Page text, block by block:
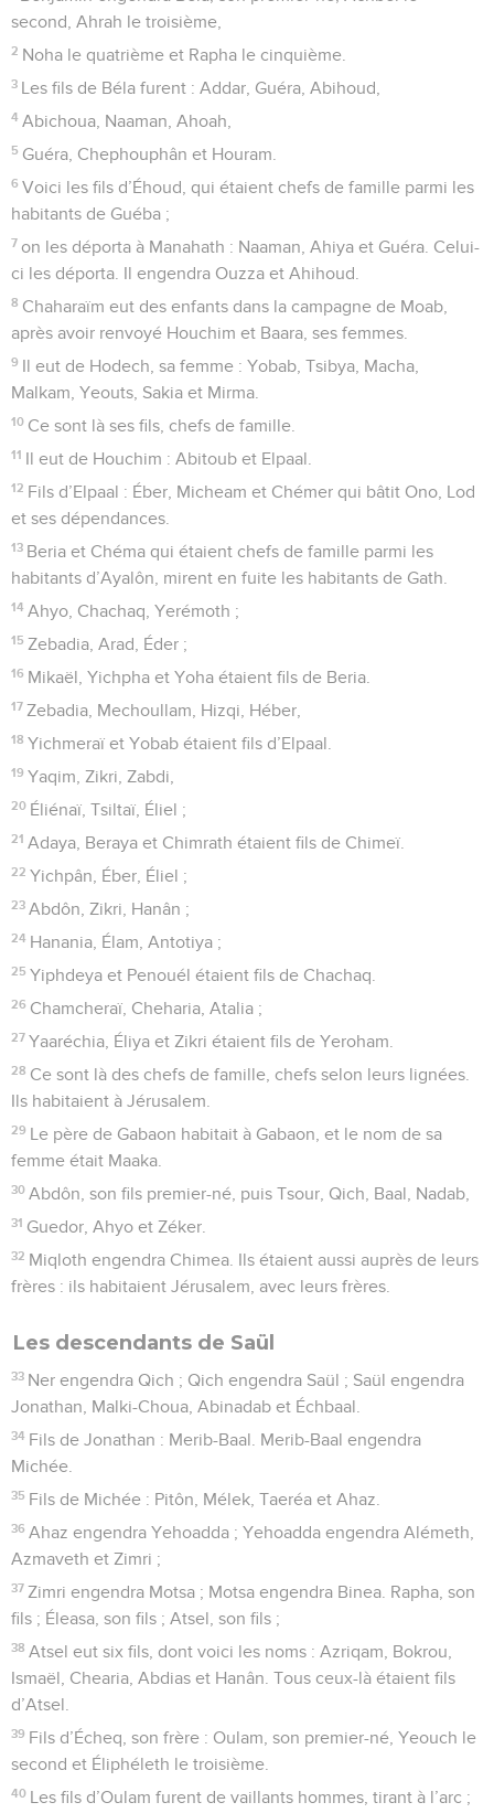
second, Ahrah le troisième,
2 Noha le quatrième et Rapha le cinquième.
3 Les fils de Béla furent : Addar, Guéra, Abihoud,
4 Abichoua, Naaman, Ahoah,
5 Guéra, Chephouphân et Houram.
6 Voici les fils d’Éhoud, qui étaient chefs de famille parmi les
habitants de Guéba ;
7 on les déporta à Manahath : Naaman, Ahiya et Guéra. Celui-
ci les déporta. Il engendra Ouzza et Ahihoud.
8 Chaharaïm eut des enfants dans la campagne de Moab,
après avoir renvoyé Houchim et Baara, ses femmes.
9 Il eut de Hodech, sa femme : Yobab, Tsibya, Macha,
Malkam, Yeouts, Sakia et Mirma.
10 Ce sont là ses fils, chefs de famille.
11 Il eut de Houchim : Abitoub et Elpaal.
12 Fils d’Elpaal : Éber, Micheam et Chémer qui bâtit Ono, Lod
et ses dépendances.
13 Beria et Chéma qui étaient chefs de famille parmi les
habitants d’Ayalôn, mirent en fuite les habitants de Gath.
14 Ahyo, Chachaq, Yerémoth ;
15 Zebadia, Arad, Éder ;
16 Mikaël, Yichpha et Yoha étaient fils de Beria.
17 Zebadia, Mechoullam, Hizqi, Héber,
18 Yichmeraï et Yobab étaient fils d’Elpaal.
19 Yaqim, Zikri, Zabdi,
20 Éliénaï, Tsiltaï, Éliel ;
21 Adaya, Beraya et Chimrath étaient fils de Chimeï.
22 Yichpân, Éber, Éliel ;
23 Abdôn, Zikri, Hanân ;
24 Hanania, Élam, Antotiya ;
25 Yiphdeya et Penouél étaient fils de Chachaq.
26 Chamcheraï, Cheharia, Atalia ;
27 Yaaréchia, Éliya et Zikri étaient fils de Yeroham.
28 Ce sont là des chefs de famille, chefs selon leurs lignées.
Ils habitaient à Jérusalem.
29 Le père de Gabaon habitait à Gabaon, et le nom de sa
femme était Maaka.
30 Abdôn, son fils premier-né, puis Tsour, Qich, Baal, Nadab,
31 Guedor, Ahyo et Zéker.
32 Miqloth engendra Chimea. Ils étaient aussi auprès de leurs
frères : ils habitaient Jérusalem, avec leurs frères.
Les descendants de Saül
33 Ner engendra Qich ; Qich engendra Saül ; Saül engendra
Jonathan, Malki-Choua, Abinadab et Échbaal.
34 Fils de Jonathan : Merib-Baal. Merib-Baal engendra
Michée.
35 Fils de Michée : Pitôn, Mélek, Taeréa et Ahaz.
36 Ahaz engendra Yehoadda ; Yehoadda engendra Alémeth,
Azmaveth et Zimri ;
37 Zimri engendra Motsa ; Motsa engendra Binea. Rapha, son
fils ; Éleasa, son fils ; Atsel, son fils ;
38 Atsel eut six fils, dont voici les noms : Azriqam, Bokrou,
Ismaël, Chearia, Abdias et Hanân. Tous ceux-là étaient fils
d’Atsel.
39 Fils d’Écheq, son frère : Oulam, son premier-né, Yeouch le
second et Éliphéleth le troisième.
40 Les fils d’Oulam furent de vaillants hommes, tirant à l’arc ;